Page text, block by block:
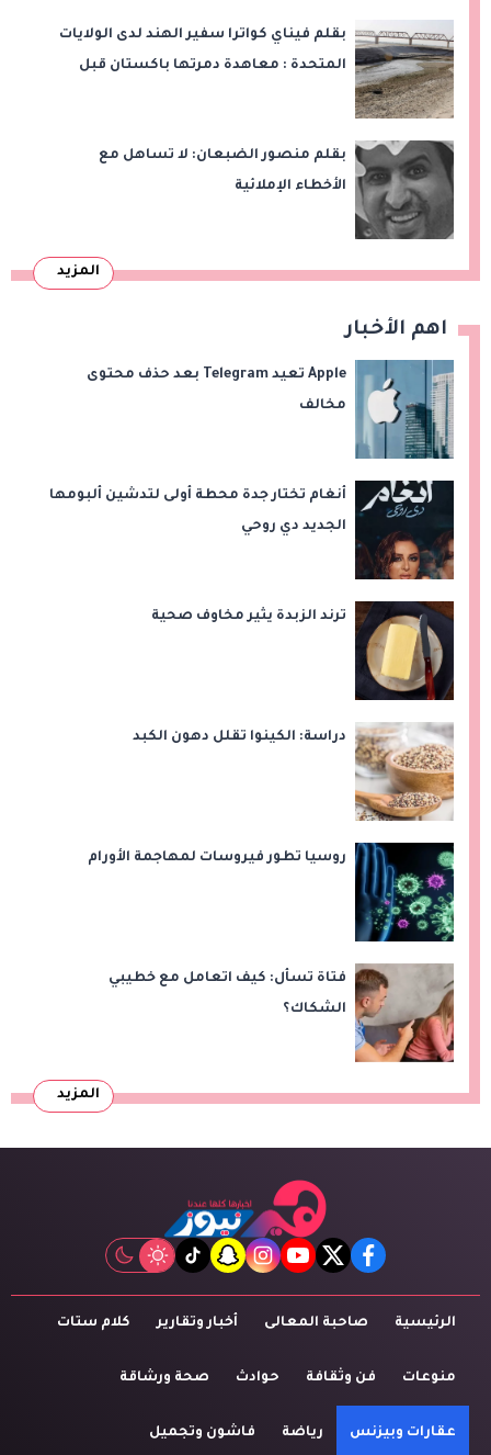
بقلم فيناي كواترا سفير الهند لدى الولايات
المتحدة : معاهدة دمرتها باكستان قبل
بقلم منصور الضبعان: لا تساهل مع
الأخطاء الإملائية
المزيد
اهم الأخبار
Apple تعيد Telegram بعد حذف محتوى
مخالف
أنغام تختار جدة محطة أولى لتدشين ألبومها
الجديد دي روحي
ترند الزبدة يثير مخاوف صحية
دراسة: الكينوا تقلل دهون الكبد
روسيا تطور فيروسات لمهاجمة الأورام
فتاة تسأل: كيف اتعامل مع خطيبي
الشكاك؟
المزيد
facebook
twitter
youtube
instagram
snapchat
tiktok
الرئيسية صاحبة المعالى أخبار وتقارير كلام ستات
منوعات فن وثقافة حوادث صحة ورشاقة
عقارات وبيزنس رياضة فاشون وتجميل